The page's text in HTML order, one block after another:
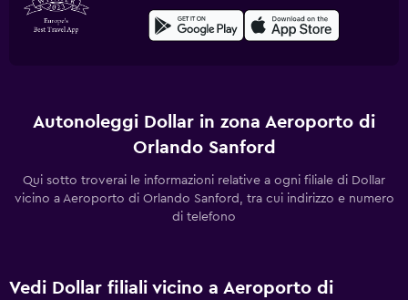
Autonoleggi Dollar in zona Aeroporto di
Orlando Sanford
Qui sotto troverai le informazioni relative a ogni filiale di Dollar
vicino a Aeroporto di Orlando Sanford, tra cui indirizzo e numero
di telefono
Vedi Dollar filiali vicino a Aeroporto di